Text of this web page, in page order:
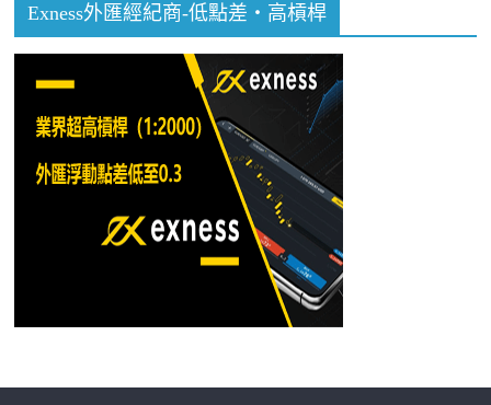
Exness外匯經紀商-低點差・高槓桿